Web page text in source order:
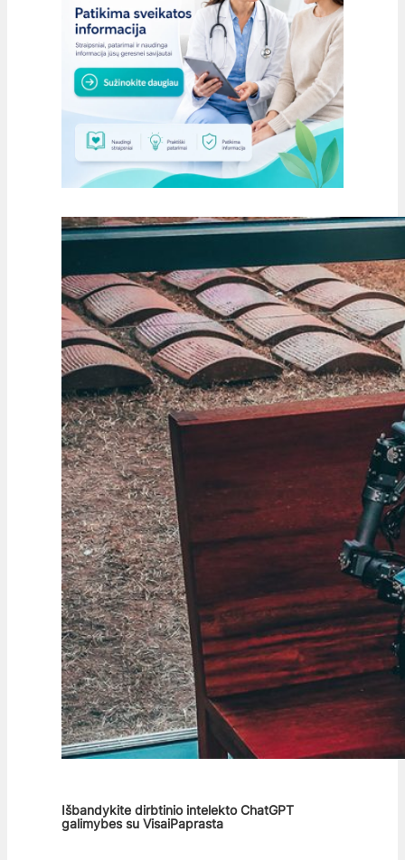
Išbandykite dirbtinio intelekto ChatGPT
galimybes su VisaiPaprasta